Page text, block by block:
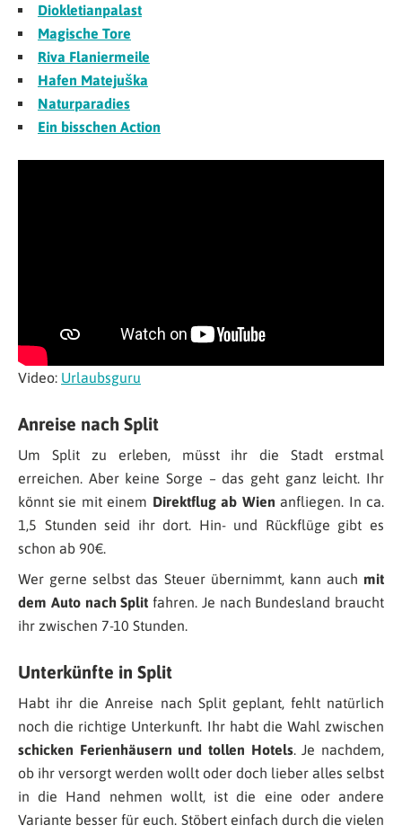
Diokletianpalast
Magische Tore
Riva Flaniermeile
Hafen Matejuška
Naturparadies
Ein bisschen Action
Video: Urlaubsguru
Anreise nach Split
Um Split zu erleben, müsst ihr die Stadt erstmal
erreichen. Aber keine Sorge – das geht ganz leicht. Ihr
könnt sie mit einem Direktflug ab Wien anfliegen. In ca.
1,5 Stunden seid ihr dort. Hin- und Rückflüge gibt es
schon ab 90€.
Wer gerne selbst das Steuer übernimmt, kann auch mit
dem Auto nach Split fahren. Je nach Bundesland braucht
ihr zwischen 7-10 Stunden.
Unterkünfte in Split
Habt ihr die Anreise nach Split geplant, fehlt natürlich
noch die richtige Unterkunft. Ihr habt die Wahl zwischen
schicken Ferienhäusern und tollen Hotels. Je nachdem,
ob ihr versorgt werden wollt oder doch lieber alles selbst
in die Hand nehmen wollt, ist die eine oder andere
Variante besser für euch. Stöbert einfach durch die vielen